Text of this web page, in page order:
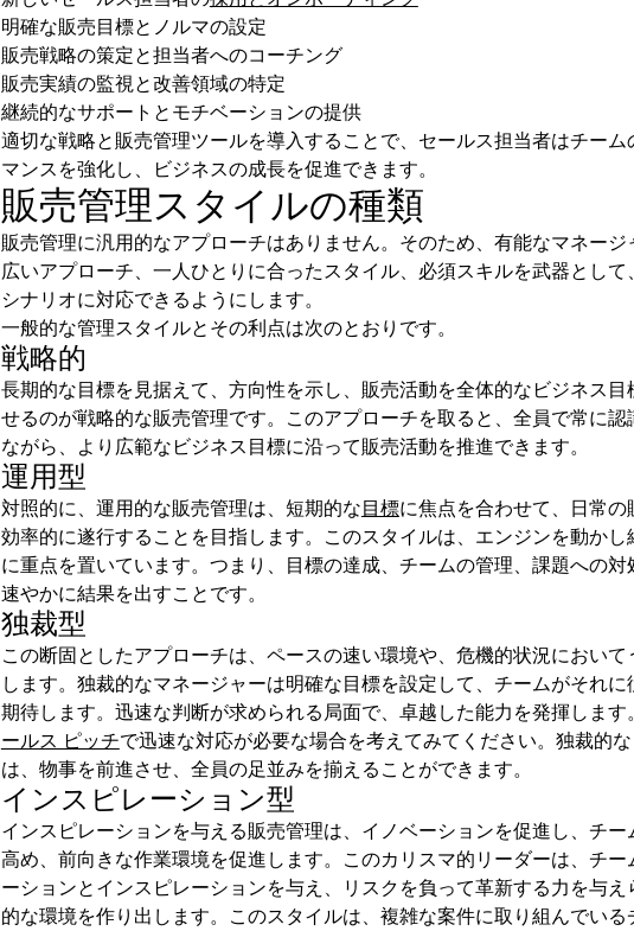
明確な販売目標とノルマの設定
販売戦略の策定と担当者へのコーチング
販売実績の監視と改善領域の特定
継続的なサポートとモチベーションの提供
適切な戦略と販売管理ツールを導入することで、セールス担当者はチーム
マンスを強化し、ビジネスの成長を促進できます。
販売管理スタイルの種類
販売管理に汎用的なアプローチはありません。そのため、有能なマネージ
広いアプローチ、一人ひとりに合ったスタイル、必須スキルを武器として
シナリオに対応できるようにします。
一般的な管理スタイルとその利点は次のとおりです。
戦略的
長期的な目標を見据えて、方向性を示し、販売活動を全体的なビジネス目
せるのが戦略的な販売管理です。このアプローチを取ると、全員で常に認
ながら、より広範なビジネス目標に沿って販売活動を推進できます。
運用型
対照的に、運用的な販売管理は、短期的な目標に焦点を合わせて、日常の
効率的に遂行することを目指します。このスタイルは、エンジンを動かし
に重点を置いています。つまり、目標の達成、チームの管理、課題への対
速やかに結果を出すことです。
独裁型
この断固としたアプローチは、ペースの速い環境や、危機的状況において
します。独裁的なマネージャーは明確な目標を設定して、チームがそれに
期待します。迅速な判断が求められる局面で、卓越した能力を発揮します
ールス ピッチで迅速な対応が必要な場合を考えてみてください。独裁的
は、物事を前進させ、全員の足並みを揃えることができます。
インスピレーション型
インスピレーションを与える販売管理は、イノベーションを促進し、チー
高め、前向きな作業環境を促進します。このカリスマ的リーダーは、チー
ーションとインスピレーションを与え、リスクを負って革新する力を与え
的な環境を作り出します。このスタイルは、複雑な案件に取り組んでいる